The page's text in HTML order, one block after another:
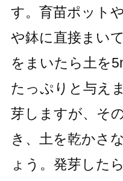
す。育苗ポット
や鉢に直接まい
をまいたら土を
たっぷりと与え
芽しますが、そ
き、土を乾かさ
ょう。発芽した